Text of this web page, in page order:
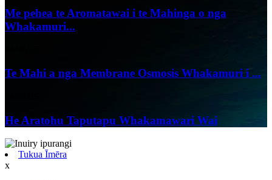
Me pehea te Aromatawai i te Mahinga o nga
Whakamuri...
Te Mahi a nga Membrane Osmosis Whakamuri i ...
He Aratohu Taputapu Whakamawari Wai
Tukua Īmēra
x